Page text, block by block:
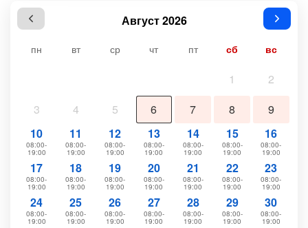
Август 2026
пн вт ср чт пт сб вс
1
2
3
4 5 6 7 8
9
10
08:00-
19:00
11
08:00-
19:00
12
08:00-
19:00
13
08:00-
19:00
14
08:00-
19:00
15
08:00-
19:00
16
08:00-
19:00
17
08:00-
19:00
18
08:00-
19:00
19
08:00-
19:00
20
08:00-
19:00
21
08:00-
19:00
22
08:00-
19:00
23
08:00-
19:00
24
08:00-
19:00
25
08:00-
19:00
26
08:00-
19:00
27
08:00-
19:00
28
08:00-
19:00
29
08:00-
19:00
30
08:00-
19:00